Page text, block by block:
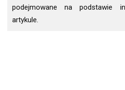
podejmowane na podstawie
artykule.